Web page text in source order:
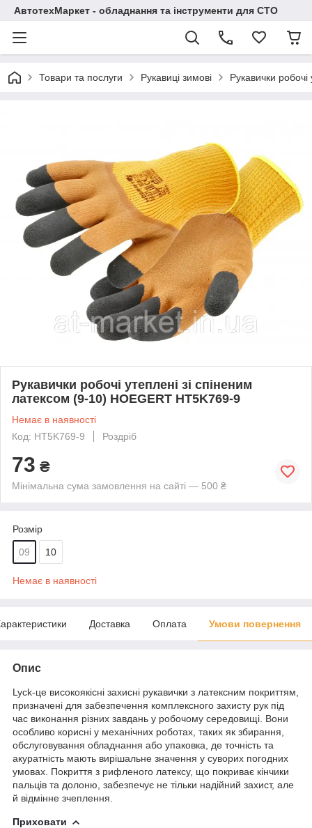
АвтотехМаркет - обладнання та інструменти для СТО
Товари та послуги Рукавиці зимові Рукавички
Рукавички робочі утеплені зі спіненим
латексом (9-10) HOEGERT HT5K769-9
Немає в наявності
Код: HT5K769-9
Роздріб
73 ₴
Мінімальна сума замовлення на сайті — 500 ₴
Розмір
09 10
Немає в наявності
Доставка Оплата Умови повернення
Опис
Lyck-це високоякісні захисні рукавички з латексним покриттям,
призначені для забезпечення комплексного захисту рук під
час виконання різних завдань у робочому середовищі. Вони
особливо корисні у механічних роботах, таких як збирання,
обслуговування обладнання або упаковка, де точність та
акуратність мають вирішальне значення у суворих погодних
умовах. Покриття з рифленого латексу, що покриває кінчики
пальців та долоню, забезпечує не тільки надійний захист, але
й відмінне зчеплення.
Приховати